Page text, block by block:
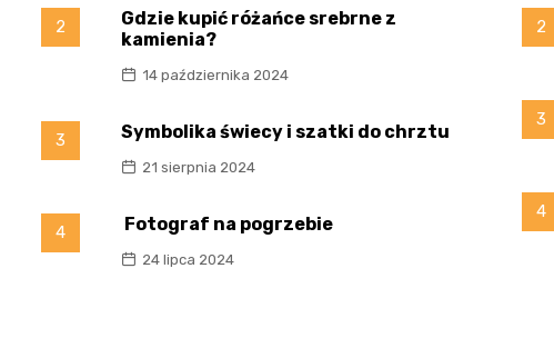
2
Gdzie kupić różańce srebrne z
kamienia?
14 października 2024
3 Symbolika świecy i szatki do chrztu
21 sierpnia 2024
4 Fotograf na pogrzebie
24 lipca 2024
2
3
4